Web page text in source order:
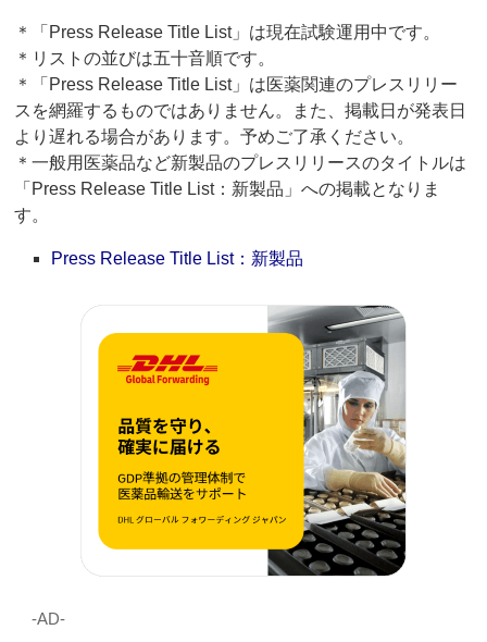
＊「Press Release Title List」は現在試験運用中です。
＊リストの並びは五十音順です。
＊「Press Release Title List」は医薬関連のプレスリリー
スを網羅するものではありません。また、掲載日が発表日
より遅れる場合があります。予めご了承ください。
＊一般用医薬品など新製品のプレスリリースのタイトルは
「Press Release Title List：新製品」への掲載となりま
す。
Press Release Title List：新製品
‐AD‐